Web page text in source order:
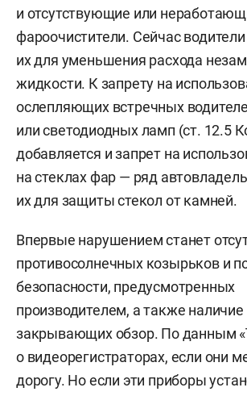
и отсутствующие или
фароочистители. Сейчас
их для уменьшения расхода
жидкости. К запрету на
ослепляющих встречных
или светодиодных ламп (ст. 12.5
добавляется и запрет на
на стеклах фар — ряд
их для защиты стекол от камней.
Впервые нарушением станет
противосолнечных козырьков и
безопасности, предусмотренных
производителем, а также наличие
закрывающих обзор. По данным
о видеорегистраторах, если они
дорогу. Но если эти приборы